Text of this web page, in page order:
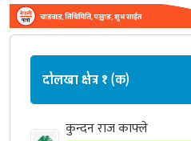
दोलखा क्षेत्र १ (क)
कुन्दन राज काफ्ले